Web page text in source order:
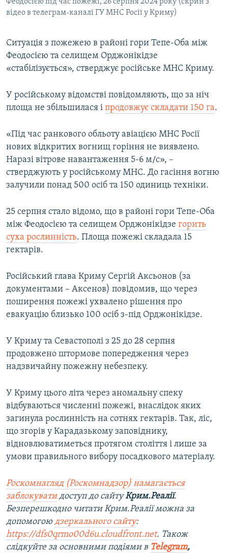
Феодосією під час пожежі, 26 серпня 2024 року (скрин з
відео в телеграм-каналі ГУ МНС Росії у Криму)
Ситуація з пожежею в районі гори Тепе-Оба між
Феодосією та селищем Орджонікідзе
«стабілізується», стверджує російське МНС Криму.
У російському відомстві повідомляють, що за ніч
площа не збільшилася і продовжує складати 150 га.
«Під час ранкового обльоту авіацією МНС Росії
нових відкритих вогнищ горіння не виявлено.
Наразі вітрове навантаження 5-6 м/с», –
стверджують у російському МНС. До гасіння вогню
залучили понад 500 осіб та 150 одиниць техніки.
25 серпня стало відомо, що в районі гори Тепе-Оба
між Феодосією та селищем Орджонікідзе горить
суха рослинність. Площа пожежі складала 15
гектарів.
Російський глава Криму Сергій Аксьонов (за
документами – Аксенов) повідомив, що через
поширення пожежі ухвалено рішення про
евакуацію близько 100 осіб з-під Орджонікідзе.
У Криму та Севастополі з 25 до 28 серпня
продовжено штормове попередження через
надзвичайну пожежну небезпеку.
У Криму цього літа через аномальну спеку
відбуваються численні пожежі, внаслідок яких
загинула рослинність на сотнях гектарів. Так, ліс,
що згорів у Карадазькому заповіднику,
відновлюватиметься протягом століття і лише за
умови правильного вибору посадкового матеріалу.
Роскомнагляд (Роскомнадзор) намагається
заблокуватидоступ до сайтуКрим.Реалії.
Безперешкодно читати Крим.Реалії можна за
допомогою дзеркального сайту:
https://dfs0qrmo00d6u.cloudfront.net. Також
слідкуйте за основними подіями в Telegram,